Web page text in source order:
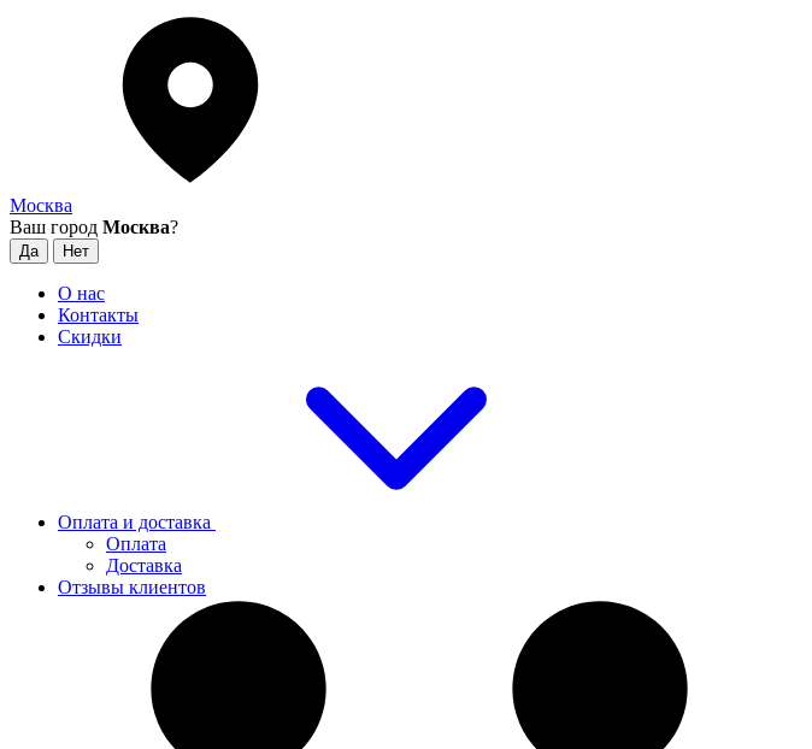
Москва
Ваш город Москва?
О нас
Контакты
Скидки
Оплата и доставка
Оплата
Доставка
Отзывы клиентов